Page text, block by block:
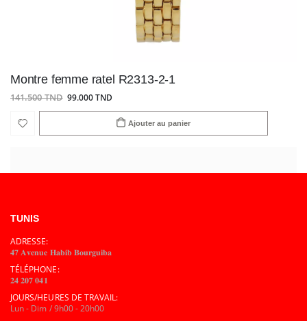
Montre femme ratel R2313-2-1
141.500 TND 99.000 TND
Ajouter au panier
TUNIS
ADRESSE:
𝟒𝟕 𝐀𝐯𝐞𝐧𝐮𝐞 𝐇𝐚𝐛𝐢𝐛 𝐁𝐨𝐮𝐫𝐠𝐮𝐢𝐛𝐚
TÉLÉPHONE:
𝟐𝟒 𝟐𝟎𝟕 𝟎𝟒𝟏
JOURS/HEURES DE TRAVAIL:
Lun - Dim / 9h00 - 20h00